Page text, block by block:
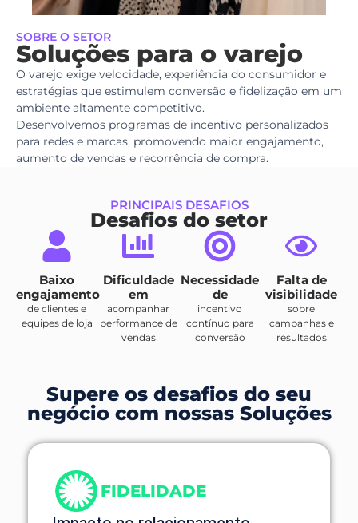
SOBRE O SETOR
Soluções para o varejo
O varejo exige velocidade, experiência do consumidor e
estratégias que estimulem conversão e fidelização em um
ambiente altamente competitivo.
Desenvolvemos programas de incentivo personalizados
para redes e marcas, promovendo maior engajamento,
aumento de vendas e recorrência de compra.
PRINCIPAIS DESAFIOS
Desafios do setor
Baixo
engajamento
de clientes e
equipes de loja
Dificuldade
em
acompanhar
performance de
vendas
Necessidade
de
incentivo
contínuo para
conversão
Falta de
visibilidade
sobre
campanhas e
resultados
Supere os desafios do seu
negócio com nossas Soluções
FIDELIDADE